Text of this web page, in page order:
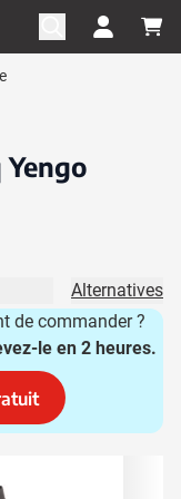
Alternatives
de commander ?
le en 2 heures.